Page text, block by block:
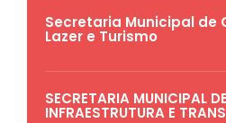
Secretaria Municipal de
Lazer e Turismo
SECRETARIA MUNICIPAL
INFRAESTRUTURA E